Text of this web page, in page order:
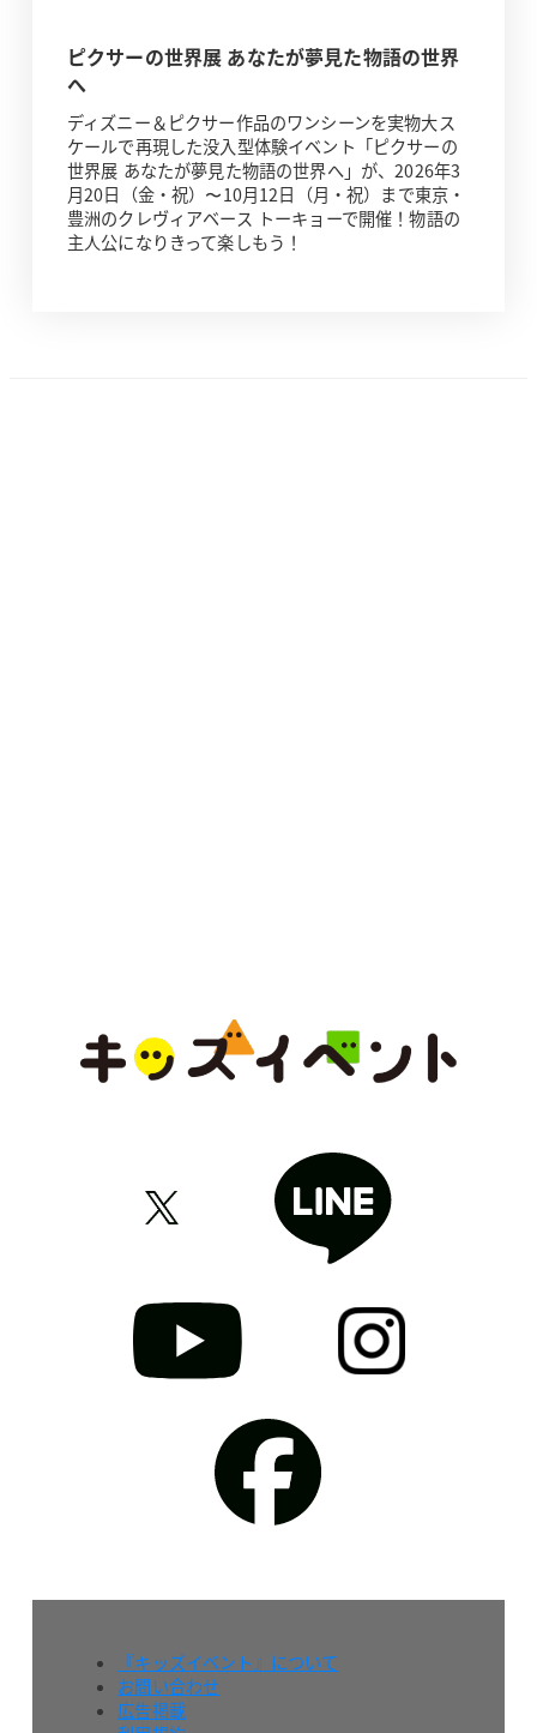
ピクサーの世界展 あなたが夢見た物語の世界
へ
ディズニー＆ピクサー作品のワンシーンを実物大ス
ケールで再現した没入型体験イベント「ピクサーの
世界展 あなたが夢見た物語の世界へ」が、2026年3
月20日（金・祝）〜10月12日（月・祝）まで東京・
豊洲のクレヴィアベース トーキョーで開催！物語の
主人公になりきって楽しもう！
『キッズイベント』について
お問い合わせ
広告掲載